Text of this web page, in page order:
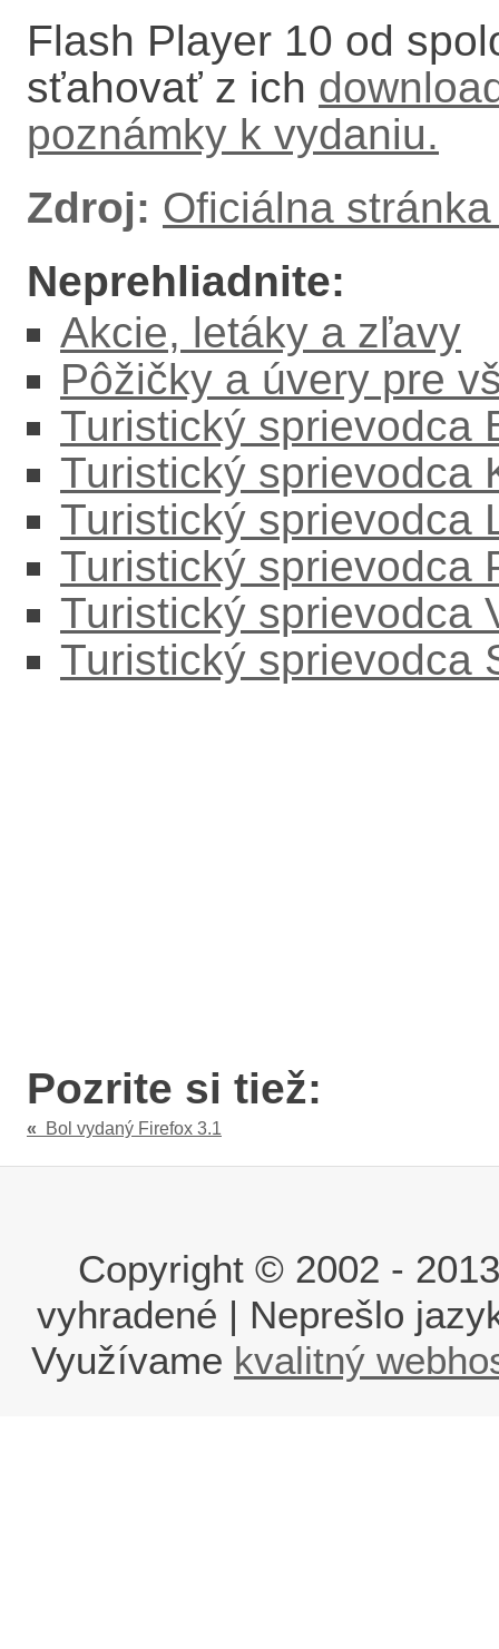
Flash Player 10 od
sťahovať z ich
poznámky k vydaniu.
Zdroj: Oficiálna
Neprehliadnite:
Akcie, letáky a zľavy
Pôžičky a úvery pre
Turistický sprievodca
Turistický sprievodca
Turistický sprievodca
Turistický sprievodca
Turistický sprievodca
Turistický sprievodca
Pozrite si tiež:
« Bol vydaný Firefox 3.1
Copyright © 2002 -
vyhradené | Neprešlo
Využívame kvalitný